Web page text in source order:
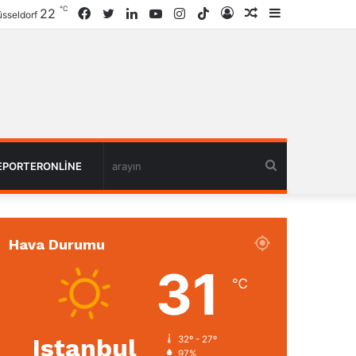
Rastgele
Giriş
TikTok
Instagram
YouTube
LinkedIn
Twitter
Facebook
22 ℃
Hava Durumu
Istanbul
31 ℃
32º - 27º
97%